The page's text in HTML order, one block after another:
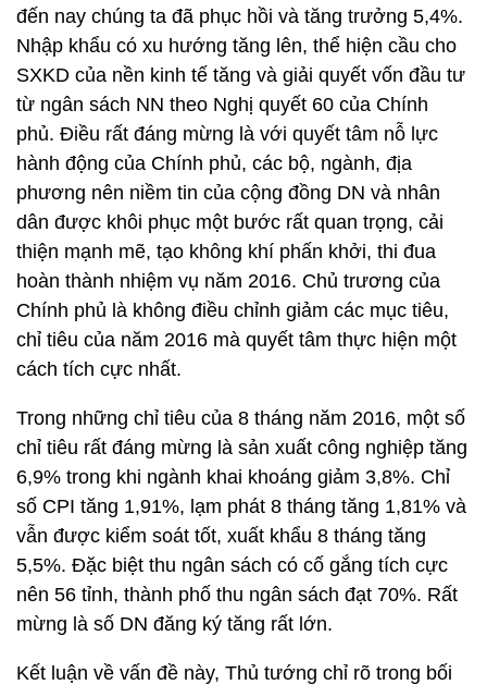
đến nay chúng ta đã phục hồi và tăng trưởng 5,4%.
Nhập khẩu có xu hướng tăng lên, thể hiện cầu cho
SXKD của nền kinh tế tăng và giải quyết vốn đầu tư
từ ngân sách NN theo Nghị quyết 60 của Chính
phủ. Điều rất đáng mừng là với quyết tâm nỗ lực
hành động của Chính phủ, các bộ, ngành, địa
phương nên niềm tin của cộng đồng DN và nhân
dân được khôi phục một bước rất quan trọng, cải
thiện mạnh mẽ, tạo không khí phấn khởi, thi đua
hoàn thành nhiệm vụ năm 2016. Chủ trương của
Chính phủ là không điều chỉnh giảm các mục tiêu,
chỉ tiêu của năm 2016 mà quyết tâm thực hiện một
cách tích cực nhất.
Trong những chỉ tiêu của 8 tháng năm 2016, một số
chỉ tiêu rất đáng mừng là sản xuất công nghiệp tăng
6,9% trong khi ngành khai khoáng giảm 3,8%. Chỉ
số CPI tăng 1,91%, lạm phát 8 tháng tăng 1,81% và
vẫn được kiểm soát tốt, xuất khẩu 8 tháng tăng
5,5%. Đặc biệt thu ngân sách có cố gắng tích cực
nên 56 tỉnh, thành phố thu ngân sách đạt 70%. Rất
mừng là số DN đăng ký tăng rất lớn.
Kết luận về vấn đề này, Thủ tướng chỉ rõ trong bối